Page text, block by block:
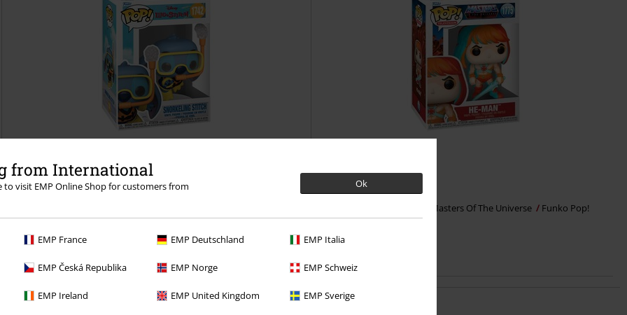
from International
to visit EMP Online Shop for customers from
Ok
EMP France EMP Deutschland EMP Italia
EMP Česká Republika EMP Norge EMP Schweiz
EMP Ireland EMP United Kingdom EMP Sverige
€ 14,99 € 16,99
Masters Of The Universe Funko Pop!